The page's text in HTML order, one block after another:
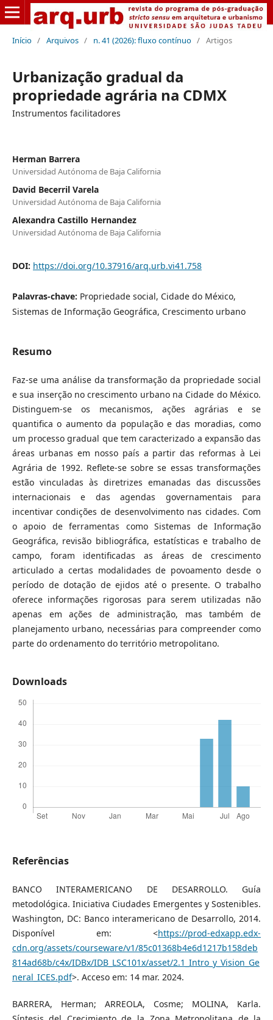
Início / Arquivos / n. 41 (2026): fluxo contínuo / Artigos
Urbanização gradual da
propriedade agrária na CDMX
Instrumentos facilitadores
Herman Barrera
Universidad Autónoma de Baja California
David Becerril Varela
Universidad Autónoma de Baja California
Alexandra Castillo Hernandez
Universidad Autónoma de Baja California
DOI: https://doi.org/10.37916/arq.urb.vi41.758
Palavras-chave: Propriedade social, Cidade do México,
Sistemas de Informação Geográfica, Crescimento urbano
Resumo
Faz-se uma análise da transformação da propriedade social
e sua inserção no crescimento urbano na Cidade do México.
Distinguem-se os mecanismos, ações agrárias e se
quantifica o aumento da população e das moradias, como
um processo gradual que tem caracterizado a expansão das
áreas urbanas em nosso país a partir das reformas à Lei
Agrária de 1992. Reflete-se sobre se essas transformações
estão vinculadas às diretrizes emanadas das discussões
internacionais e das agendas governamentais para
incentivar condições de desenvolvimento nas cidades. Com
o apoio de ferramentas como Sistemas de Informação
Geográfica, revisão bibliográfica, estatísticas e trabalho de
campo, foram identificadas as áreas de crescimento
articulado a certas modalidades de povoamento desde o
período de dotação de ejidos até o presente. O trabalho
oferece informações rigorosas para serem utilizadas não
apenas em ações de administração, mas também de
planejamento urbano, necessárias para compreender como
parte do ordenamento do território metropolitano.
Downloads
Referências
BANCO INTERAMERICANO DE DESARROLLO. Guía
metodológica. Iniciativa Ciudades Emergentes y Sostenibles.
Washington, DC: Banco interamericano de Desarrollo, 2014.
Disponível em: <https://prod-edxapp.edx-
cdn.org/assets/courseware/v1/85c01368b4e6d1217b158deb
814ad68b/c4x/IDBx/IDB_LSC101x/asset/2.1_Intro_y_Vision_Ge
neral_ICES.pdf>. Acceso em: 14 mar. 2024.
BARRERA, Herman; ARREOLA, Cosme; MOLINA, Karla.